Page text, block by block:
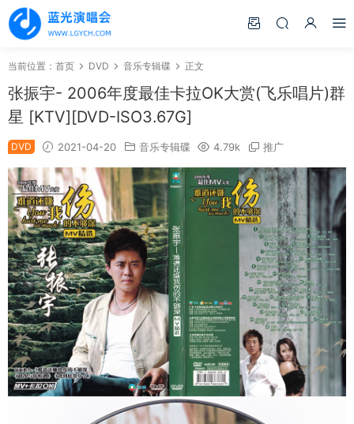
当前位置： 首页 DVD 音乐专辑碟 正文
张振宇- 2006年度最佳卡拉OK大赏(飞乐唱片)群
星 [KTV][DVD-ISO3.67G]
DVD 2021-04-20 音乐专辑碟 4.79k 推广